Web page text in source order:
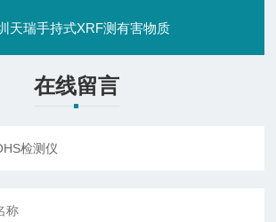
天瑞手持式XRF测有害物质
在线留言